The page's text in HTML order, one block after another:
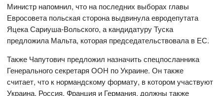
Министр напомнил, что на последних выборах главы
Евросовета польская сторона выдвинула евродепутата
Яцека Сариуша-Вольского, а кандидатуру Туска
предложила Мальта, которая председательствовала в ЕС.
Также Чапутович предложил назначить спецпосланника
Генерального секретаря ООН по Украине. Он также
считает, что к нормандскому формату, в котором участвуют
Украина, Россия, Франция и Германия, должны также